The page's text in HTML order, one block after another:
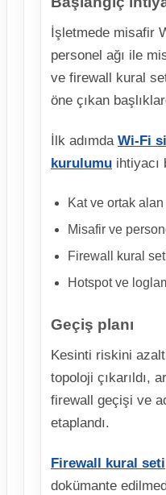
İşletmede misafir
personel ağı ile
ve firewall kural
öne çıkan
İlk adımda Wi-Fi
kurulumu ihtiyacı
Kat ve ortak
Misafir ve
Firewall kural
Hotspot ve
Geçiş planı
Kesinti riskini
topoloji çıkarıldı,
firewall geçişi ve
etaplandı.
Firewall kural seti
dokümante